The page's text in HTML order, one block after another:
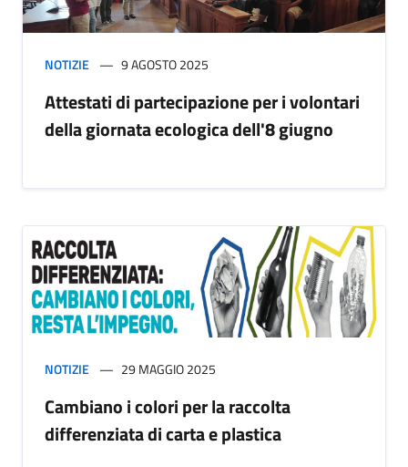
NOTIZIE 9 AGOSTO 2025
Attestati di partecipazione per i volontari
della giornata ecologica dell'8 giugno
NOTIZIE 29 MAGGIO 2025
Cambiano i colori per la raccolta
differenziata di carta e plastica